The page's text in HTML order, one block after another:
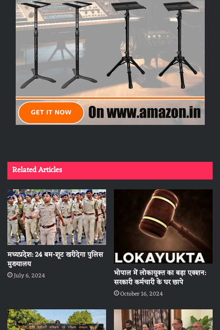
Related Articles
मध्यप्रदेश: 24 बम-शूट खरीदेगा पुलिस
मुख्यालय
July 6, 2024 भोपाल में लोकायुक्त का बड़ा एक्शन:
सरकारी कर्मचारी के घर छापे
October 16, 2024